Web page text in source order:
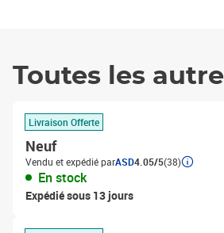
Toutes les
Livraison Offerte
Neuf
Vendu et expédié parASD4.05/5(38)
En stock
Expédié sous 13 jours